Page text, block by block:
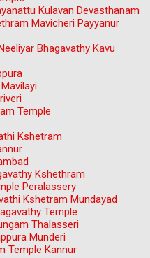
Kulavan Devasthanam
Mavicheri Payyanur
Bhagavathy Kavu
Temple
Kshetram
Kshethram
Peralassery
Kshetram Mundayad
Temple
Thalasseri
Munderi
Temple Kannur